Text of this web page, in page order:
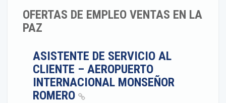
OFERTAS DE EMPLEO VENTAS EN LA
PAZ
ASISTENTE DE SERVICIO AL
CLIENTE – AEROPUERTO
INTERNACIONAL MONSEÑOR
ROMERO